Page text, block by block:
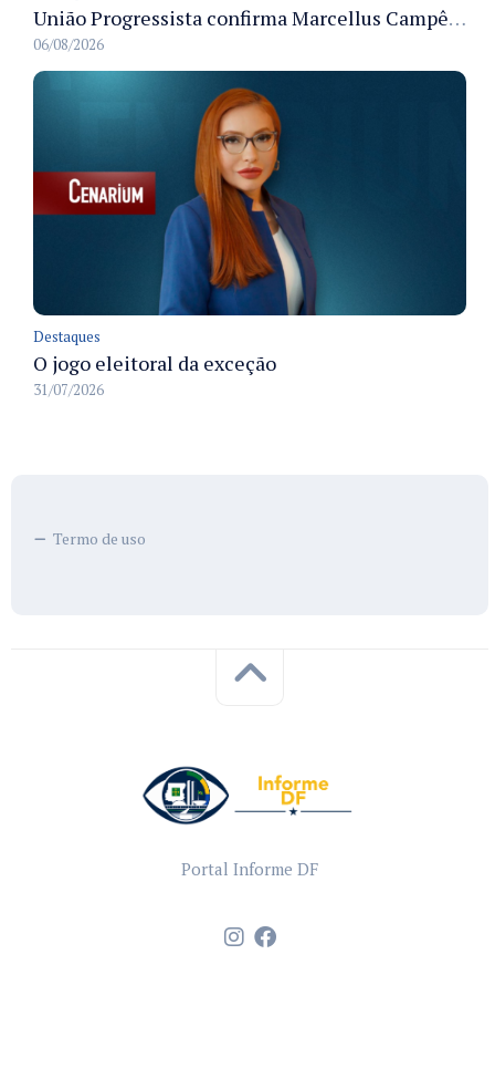
União Progressista confirma Marcellus Campêlo como candidato a deputado estadual
06/08/2026
Destaques
O jogo eleitoral da exceção
31/07/2026
Termo de uso
Portal Informe DF